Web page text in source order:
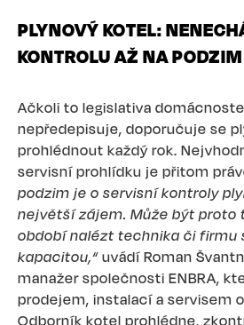
PLYNOVÝ KOTEL:
KONTROLU AŽ NA PODZIM
Ačkoli to legislativa
nepředepisuje, doporučuje se
prohlédnout každý rok.
servisní prohlídku je přitom
podzim je o servisní kontroly
největší zájem. Může být proto
období nalézt technika či firmu
kapacitou,“ uvádí Roman
manažer společnosti ENBRA,
prodejem, instalací a servisem
Odborník kotel prohlédne,